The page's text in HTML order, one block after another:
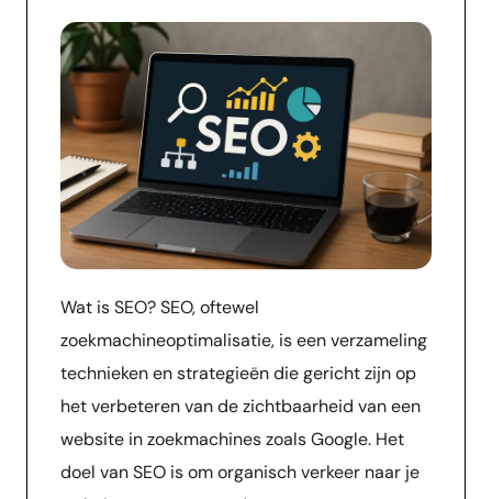
Wat is SEO? SEO, oftewel
zoekmachineoptimalisatie, is een verzameling
technieken en strategieën die gericht zijn op
het verbeteren van de zichtbaarheid van een
website in zoekmachines zoals Google. Het
doel van SEO is om organisch verkeer naar je